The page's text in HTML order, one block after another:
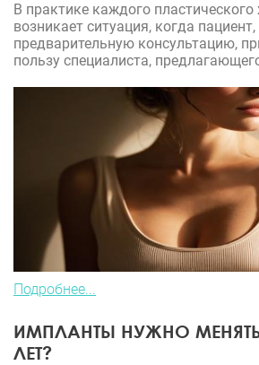
В практике каждого пластического
возникает ситуация, когда
предварительную консультацию,
пользу специалиста,
Подробнее...
ИМПЛАНТЫ НУЖНО
ЛЕТ?